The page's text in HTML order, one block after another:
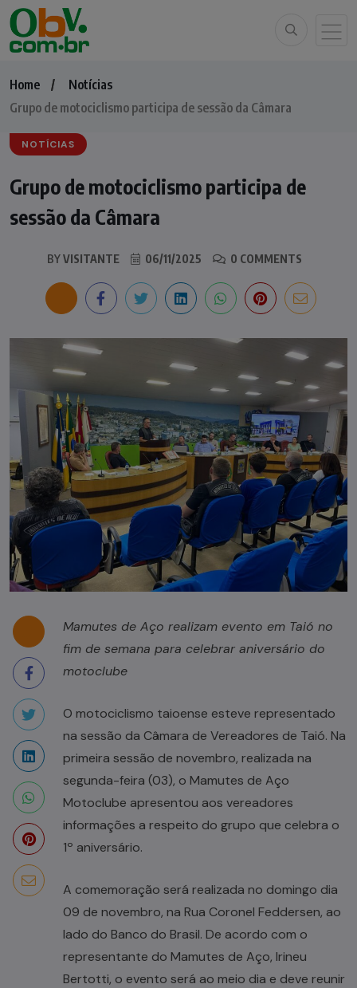
Home
Notícias
Grupo de motociclismo participa de sessão da Câmara
NOTÍCIAS
Grupo de motociclismo participa de
sessão da Câmara
BYVISITANTE 06/11/2025 0 COMMENTS
Mamutes de Aço realizam evento em Taió no
fim de semana para celebrar aniversário do
motoclube
O motociclismo taioense esteve representado
na sessão da Câmara de Vereadores de Taió. Na
primeira sessão de novembro, realizada na
segunda-feira (03), o Mamutes de Aço
Motoclube apresentou aos vereadores
informações a respeito do grupo que celebra o
1º aniversário.
A comemoração será realizada no domingo dia
09 de novembro, na Rua Coronel Feddersen, ao
lado do Banco do Brasil. De acordo com o
representante do Mamutes de Aço, Irineu
Bertotti, o evento será ao meio dia e deve reunir